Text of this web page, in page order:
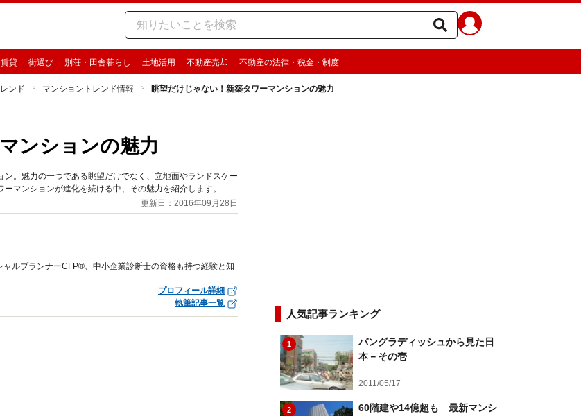
賃貸 街選び 別荘・田舎暮らし 土地活用 不動産売却 不動産の法律・税金・制度
ンド マンショントレンド情報 眺望だけじゃない！新築タワーマンションの魅力
ンションの魅力
。魅力の一つである眺望だけでなく、立地面やランドスケー
マンションが進化を続ける中、その魅力を紹介します。
更新日：2016年09月28日
ルプランナーCFP®、中小企業診断士の資格も持つ経験と知
プロフィール詳細
執筆記事一覧
人気記事ランキング
1
バングラディッシュから見た日
本－その壱
2011/05/17
2
60階建や14億超も 最新マンシ